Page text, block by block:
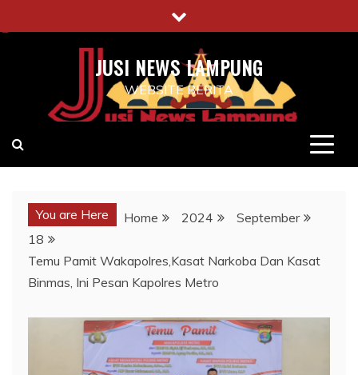
to
JUSI NEWS LAMPUNG
WEBSITE BERITA
You are Here Home 2024
September
18
Temu Pamit Wakapolres,Kasat Narkoba Dan Kasat
Binmas, Ini Pesan Kapolres Metro